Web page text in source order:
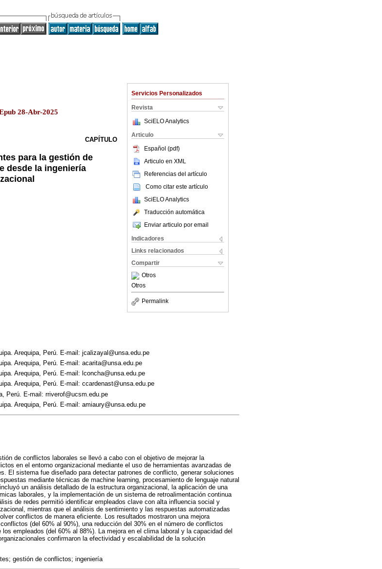
Servicios Personalizados
Revista
SciELO Analytics
Articulo
Español (pdf)
Articulo en XML
Referencias del artículo
Como citar este artículo
SciELO Analytics
Traducción automática
Enviar articulo por email
Indicadores
Links relacionados
Compartir
Otros
Otros
Permalink
28-Abr-2025
CAPÍTULO
para la gestión de
desde la ingeniería
Arequipa, Perú. E-mail: jcalizayal@unsa.edu.pe
Arequipa, Perú. E-mail: acarita@unsa.edu.pe
Arequipa, Perú. E-mail: lconcha@unsa.edu.pe
Arequipa, Perú. E-mail: ccardenast@unsa.edu.pe
Perú. E-mail: rriverof@ucsm.edu.pe
Arequipa, Perú. E-mail: amiaury@unsa.edu.pe
de conflictos laborales se llevó a cabo con el objetivo de mejorar la
en el entorno organizacional mediante el uso de herramientas avanzadas de
El sistema fue diseñado para detectar patrones de conflicto, generar soluciones
mediante técnicas de machine learning, procesamiento de lenguaje natural
un análisis detallado de la estructura organizacional, la aplicación de una
laborales, y la implementación de un sistema de retroalimentación continua
de redes permitió identificar empleados clave con alta influencia social y
mientras que el análisis de sentimiento y las respuestas automatizadas
conflictos de manera eficiente. Los resultados mostraron una mejora
(del 60% al 90%), una reducción del 30% en el número de conflictos
empleados (del 60% al 88%). La mejora en el clima laboral y la capacidad del
confirmaron la efectividad y escalabilidad de la solución
gestión de conflictos; ingeniería